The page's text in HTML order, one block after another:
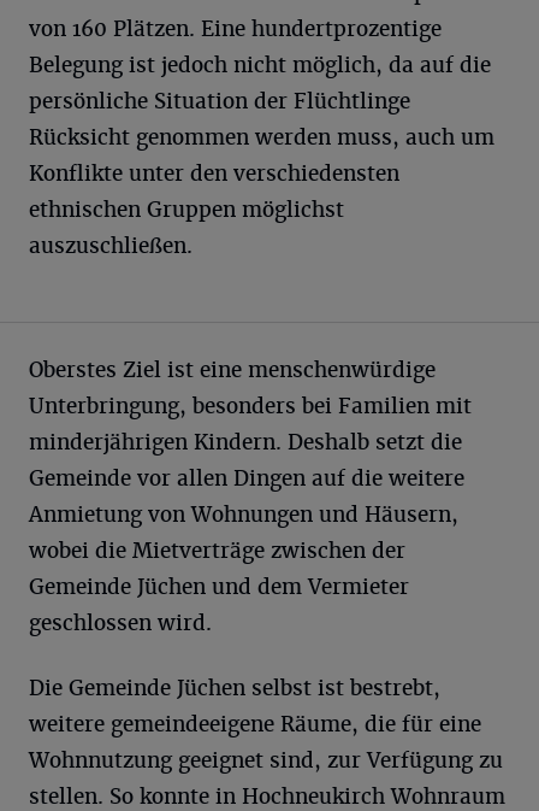
von 160 Plätzen. Eine hundertprozentige
Belegung ist jedoch nicht möglich, da auf die
persönliche Situation der Flüchtlinge
Rücksicht genommen werden muss, auch um
Konflikte unter den verschiedensten
ethnischen Gruppen möglichst
auszuschließen.
Oberstes Ziel ist eine menschenwürdige
Unterbringung, besonders bei Familien mit
minderjährigen Kindern. Deshalb setzt die
Gemeinde vor allen Dingen auf die weitere
Anmietung von Wohnungen und Häusern,
wobei die Mietverträge zwischen der
Gemeinde Jüchen und dem Vermieter
geschlossen wird.
Die Gemeinde Jüchen selbst ist bestrebt,
weitere gemeindeeigene Räume, die für eine
Wohnnutzung geeignet sind, zur Verfügung zu
stellen. So konnte in Hochneukirch Wohnraum